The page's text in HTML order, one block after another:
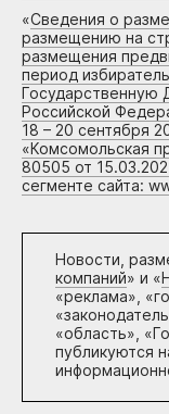
«Сведения о
размещению на
размещения
период
Государственную
Российской
18 – 20 сентября
«Комсомольская
80505 от
сегменте сайта:
Новости,
компаний» и «
«реклама»,
«область»,
публикуются